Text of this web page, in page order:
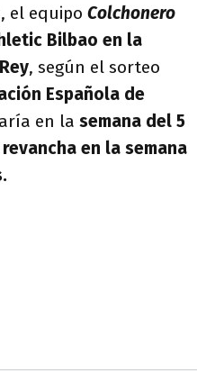
el equipo Colchonero
Bilbao en la
, según el sorteo
Española de
en la semana del 5
en la semana